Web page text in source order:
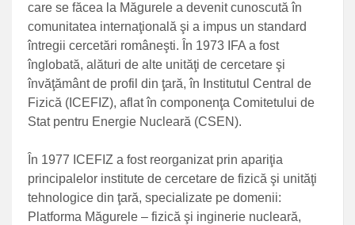
care se făcea la Măgurele a devenit cunoscută în
comunitatea internaţională şi a impus un standard
întregii cercetări româneşti. În 1973 IFA a fost
înglobată, alături de alte unităţi de cercetare şi
învăţământ de profil din ţară, în Institutul Central de
Fizică (ICEFIZ), aflat în componenţa Comitetului de
Stat pentru Energie Nucleară (CSEN).
În 1977 ICEFIZ a fost reorganizat prin apariţia
principalelor institute de cercetare de fizică şi unităţi
tehnologice din ţară, specializate pe domenii:
Platforma Măgurele – fizică şi inginerie nucleară,